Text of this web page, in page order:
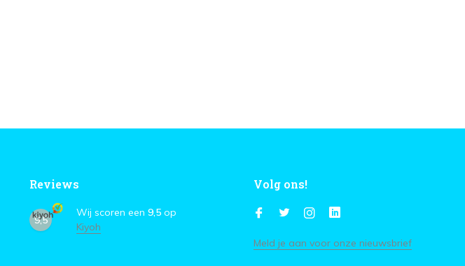
Reviews
9,5
Wij scoren een 9,5 op
Kiyoh
Volg ons!
Meld je aan voor onze nieuwsbrief